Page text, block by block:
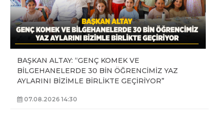
BAŞKAN ALTAY: “GENÇ KOMEK VE
BİLGEHANELERDE 30 BİN ÖĞRENCİMİZ YAZ
AYLARINI BİZİMLE BİRLİKTE GEÇİRİYOR”
07.08.2026 14:30